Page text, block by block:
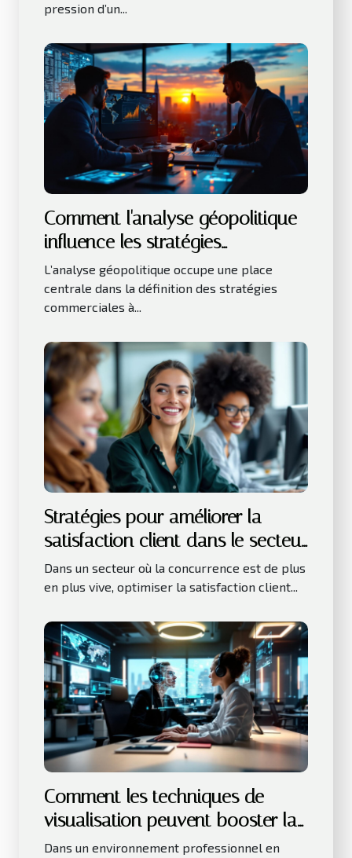
pression d’un...
Comment l'analyse géopolitique
influence les stratégies
commerciales ?
L’analyse géopolitique occupe une place
centrale dans la définition des stratégies
commerciales à...
Stratégies pour améliorer la
satisfaction client dans le secteur
des services
Dans un secteur où la concurrence est de plus
en plus vive, optimiser la satisfaction client...
Comment les techniques de
visualisation peuvent booster la
productivité au travail ?
Dans un environnement professionnel en